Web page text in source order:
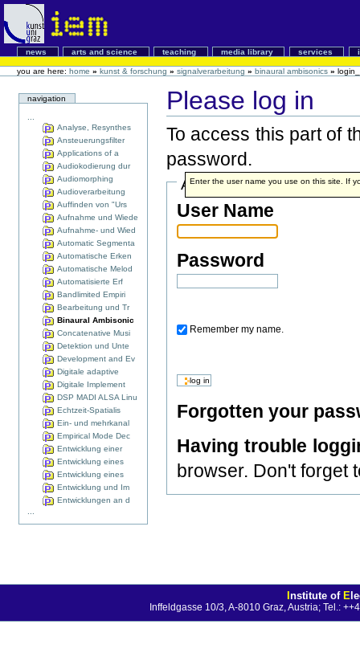
news arts and science teaching media library services
you are here: home » kunst & forschung » signalverarbeitung » binaural ambisonics »
navigation
Analyse, Resynthes
Ansteuerungsfilter
Applications of a
Audiokodierung dur
Audiomorphing
Audioverarbeitung
Auffinden von "Urs
Aufnahme und Wiede
Aufnahme- und Wied
Automatic Segmenta
Automatische Erken
Automatische Melod
Automatisierte Erf
Bandlimited Empiri
Bearbeitung und Tr
Binaural Ambisonic
Concatenative Musi
Detektion und Unte
Development and Ev
Digitale adaptive
Digitale Implement
DSP MADI ALSA Linu
Echtzeit-Spatialis
Ein- und mehrkanal
Empirical Mode Dec
Entwicklung einer
Entwicklung eines
Entwicklung eines
Entwicklung und Im
Entwicklungen an d
Please log in
To access this part of
password.
Account details
User Name
Enter the user name you use on this site. If
Password
Remember my name.
Forgotten your
Having trouble
browser. Don't forget
Institute of E
Inffeldgasse 10/3, A-8010 Graz, Austria; Tel.: